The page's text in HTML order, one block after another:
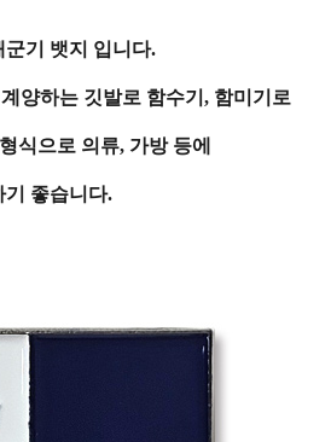
군기 뱃지 입니다.
양하는 깃발로 함수기, 함미기로
식으로 의류, 가방 등에
기 좋습니다.